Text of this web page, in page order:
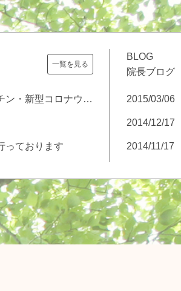
一覧を見る
インフルエンザワクチン・新型コロナウイルスワクチンについて
っております
BLOG
院長ブログ
2015/03/06
2014/12/17
2014/11/17